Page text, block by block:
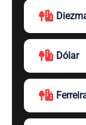
Dólar